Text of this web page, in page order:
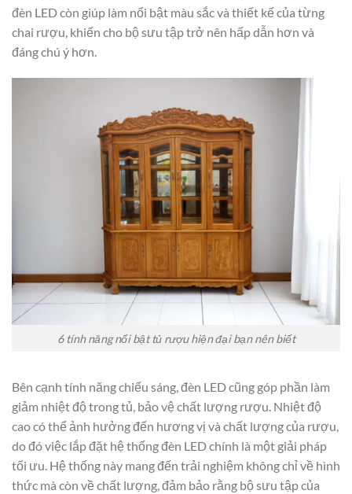
đèn LED còn giúp làm nổi bật màu sắc và thiết kế của từng
chai rượu, khiến cho bộ sưu tập trở nên hấp dẫn hơn và
đáng chú ý hơn.
6 tính năng nổi bật tủ rượu hiện đại bạn nên biết
Bên cạnh tính năng chiếu sáng, đèn LED cũng góp phần làm
giảm nhiệt độ trong tủ, bảo vệ chất lượng rượu. Nhiệt độ
cao có thể ảnh hưởng đến hương vị và chất lượng của rượu,
do đó việc lắp đặt hệ thống đèn LED chính là một giải pháp
tối ưu. Hệ thống này mang đến trải nghiệm không chỉ về hình
thức mà còn về chất lượng, đảm bảo rằng bộ sưu tập của